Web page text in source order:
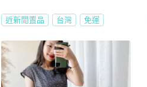
近新閒置品 台灣 免運